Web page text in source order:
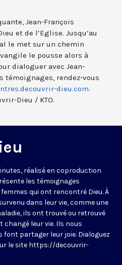
Jean-François
et de l’Eglise. Jusqu’au
le met sur un chemin
le pousse alors à
dialoguer avec Jean-
témoignages, rendez-vous
dieu.com.
Dieu / KTO.
réalisé en coproduction
les témoignages
qui ont rencontré Dieu. À
dans leur vie, comme une
ils ont trouvé ou retrouvé
changé leur vie. Ils nous
partager leur joie. Dialoguez
le site https://decouvrir-